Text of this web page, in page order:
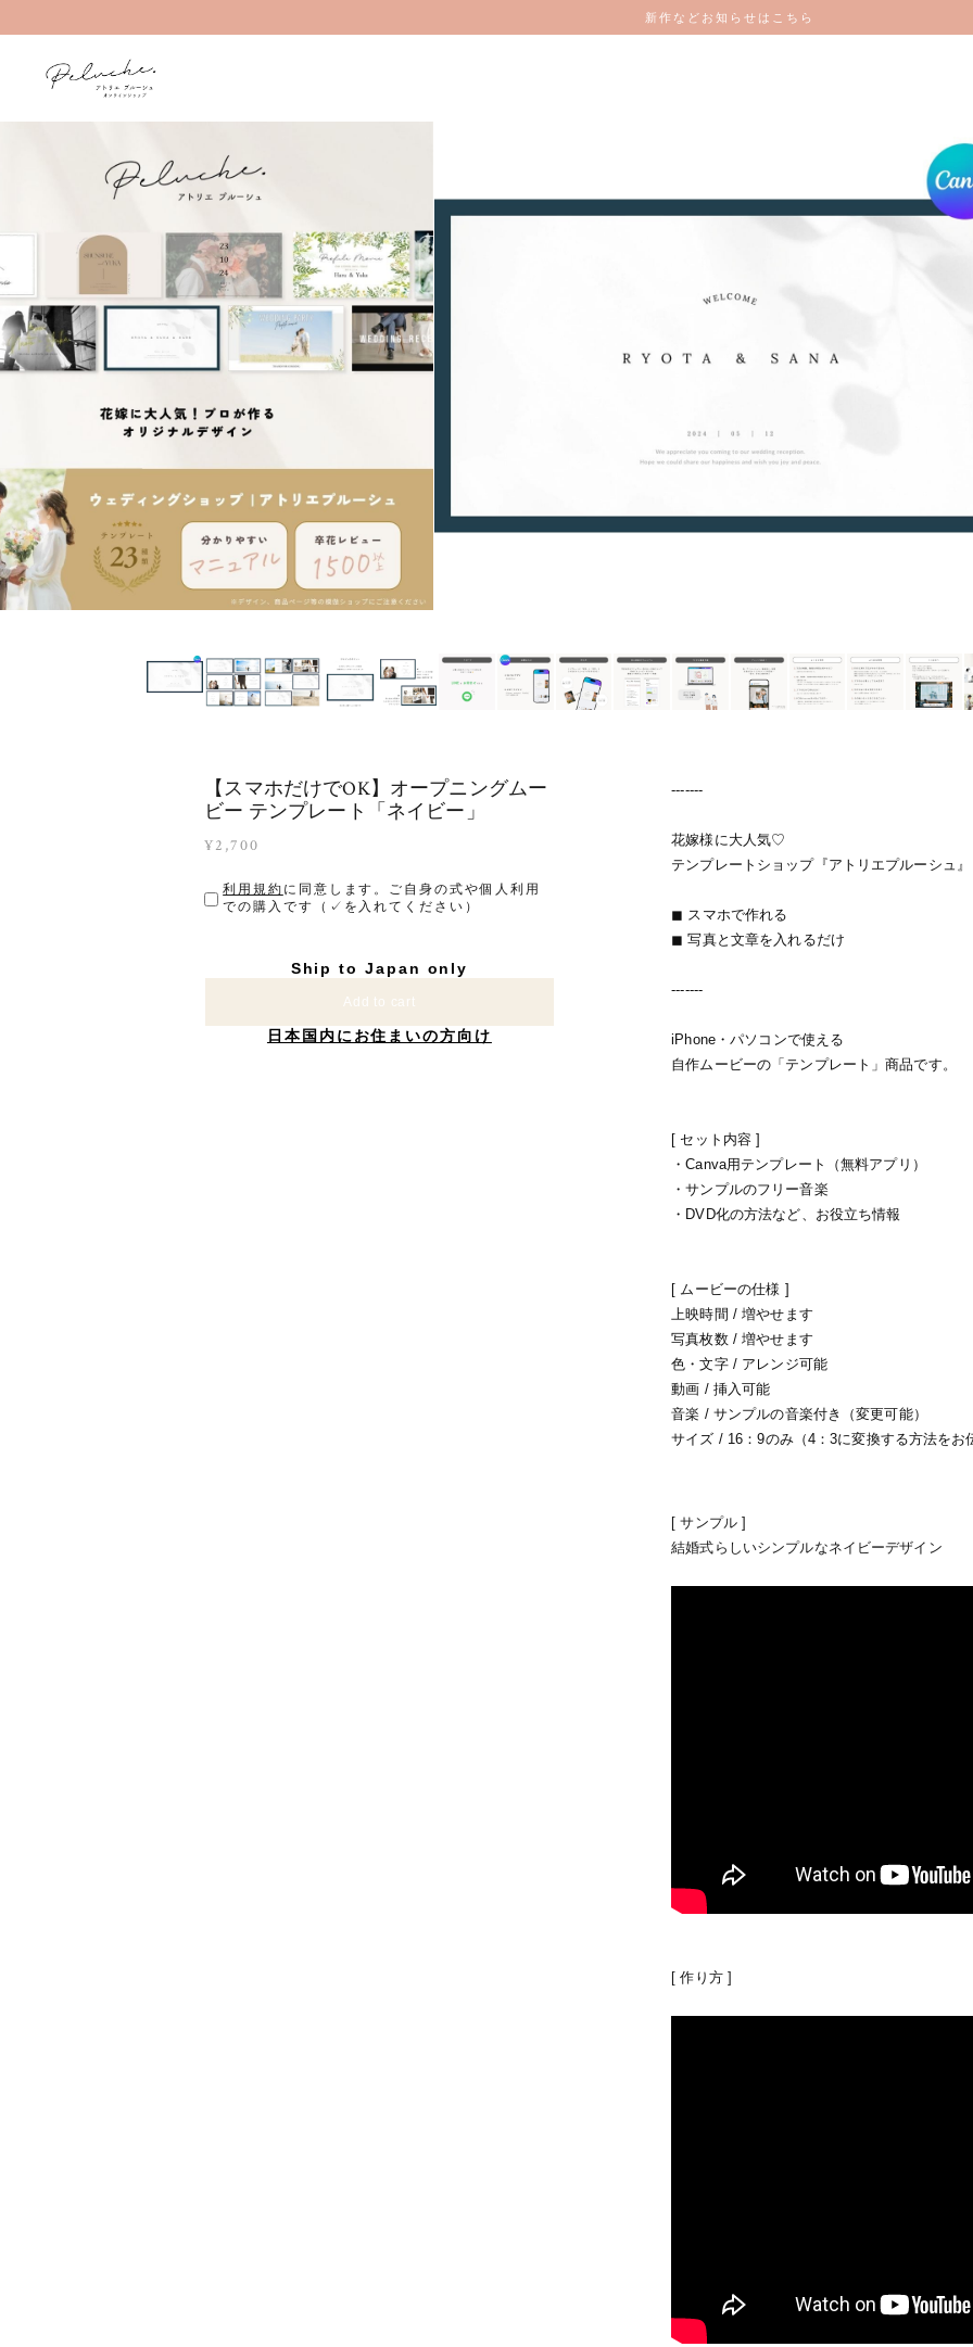
新作などお知らせはこちら
【スマホだけでOK】オープニングムー
ビー テンプレート「ネイビー」
¥2,700
利用規約 に同意します。ご自身の式や個人利用
での購入です（✓を入れてください）
Ship to Japan only
Add to cart
日本国内にお住まいの方向け
-------
花嫁様に大人気♡
テンプレートショップ『アトリエプルーシュ』
◼ スマホで作れる
◼ 写真と文章を入れるだけ
-------
iPhone・パソコンで使える
自作ムービーの「テンプレート」商品です。
[ セット内容 ]
・Canva用テンプレート（無料アプリ）
・サンプルのフリー音楽
・DVD化の方法など、お役立ち情報
[ ムービーの仕様 ]
上映時間 / 増やせます
写真枚数 / 増やせます
色・文字 / アレンジ可能
動画 / 挿入可能
音楽 / サンプルの音楽付き（変更可能）
サイズ / 16：9のみ（4：3に変換する方法をお
[ サンプル ]
結婚式らしいシンプルなネイビーデザイン
[ 作り方 ]